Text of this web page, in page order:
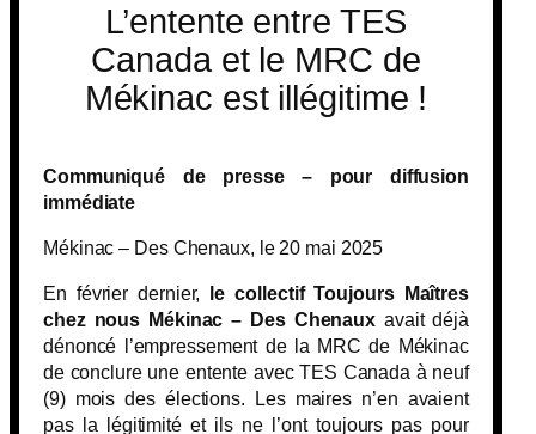
e
c
h
r
L’entente entre TES
Canada et le MRC de
Mékinac est illégitime !
Communiqué de presse – pour diffusion
immédiate
Mékinac – Des Chenaux, le 20 mai 2025
En février dernier,
le collectif Toujours Maîtres
chez nous Mékinac – Des Chenaux avait déjà
dénoncé l’empressement de la MRC de Mékinac
de conclure une entente avec TES Canada à neuf
(9) mois des élections. Les maires n’en avaient
pas la légitimité et ils ne l’ont toujours pas pour